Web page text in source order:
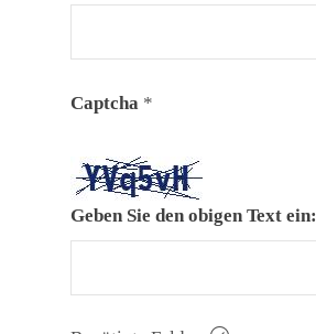
Captcha *
Geben Sie den obigen Text ein: